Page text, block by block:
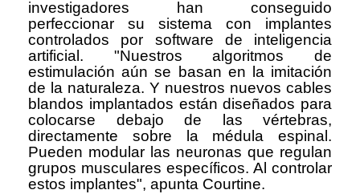
investigadores han conseguido
perfeccionar su sistema con implantes
controlados por software de inteligencia
artificial. "Nuestros algoritmos de
estimulación aún se basan en la imitación
de la naturaleza. Y nuestros nuevos cables
blandos implantados están diseñados para
colocarse debajo de las vértebras,
directamente sobre la médula espinal.
Pueden modular las neuronas que regulan
grupos musculares específicos. Al controlar
estos implantes", apunta Courtine.